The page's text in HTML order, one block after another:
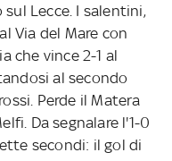
Lecce. I salentini,
Via del Mare con
che vince 2-1 al
al secondo
Perde il Matera
Da segnalare l'1-0
secondi: il gol di